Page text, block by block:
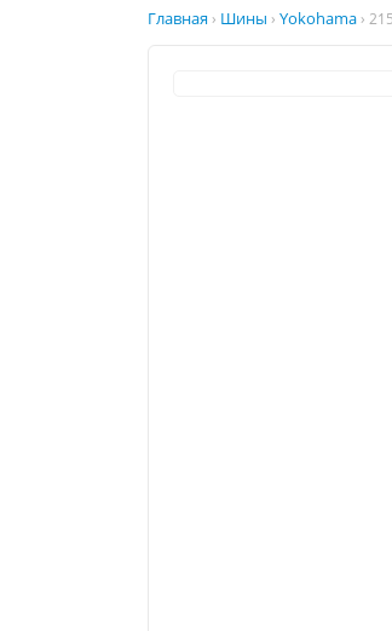
Главная › Шины › Yokohama ›